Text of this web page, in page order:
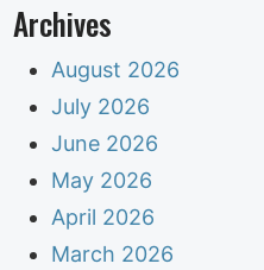
Archives
August 2026
July 2026
June 2026
May 2026
April 2026
March 2026